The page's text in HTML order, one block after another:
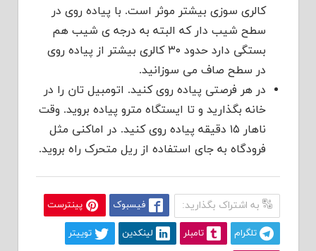
کالری سوزی بیشتر موثر است. با پیاده روی در
سطح شیب دار که البته به درجه ی شیب هم
بستگی دارد حدود ۳۰ کالری بیشتر از پیاده روی
در سطح صاف می سوزانید.
در هر فرصتی پیاده روی کنید. اتومبیل تان را در
خانه بگذارید و تا ایستگاه مترو پیاده بروید. وقت
ناهار ۱۵ دقیقه پیاده روی کنید. در اماکنی مثل
فرودگاه به جای استفاده از ریل متحرک راه بروید.
به اشتراک بگذارید: فیسبوک پینترست
تلگرام تامبلر لینکدین توییتر